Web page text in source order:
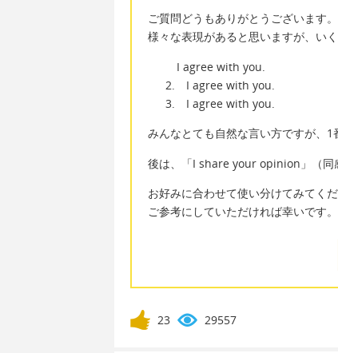
ご質問どうもありがとうございます。
様々な表現があると思いますが、い
I agree with you.
2. I agree with you.
3. I agree with you.
みんなとても自然な言い方ですが、1
後は、「I share your opinion」（同
お好みに合わせて使い分けてみてくだ
ご参考にしていただければ幸いです。
23 29557